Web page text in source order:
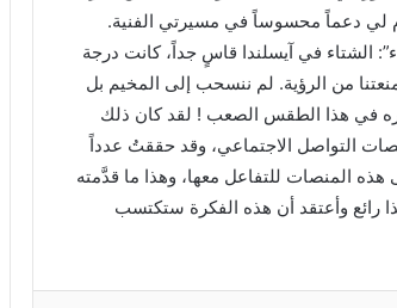
لي دعماً محسوساً في مسيرتي الفنية.
الشتاء في آيسلندا قاسٍ جداً، كانت درجة
منعتنا من الرؤية. لم ننسحب إلى المخيم بل
في هذا الطقس الصعب ! لقد كان ذلك
على منصات التواصل الاجتماعي، وقد حققتُ عدداً
المنصات للتفاعل معها، وهذا ما قدَّمته
رائع وأعتقد أن هذه الفكرة ستكتسب